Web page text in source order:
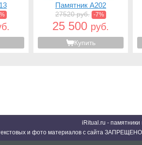
Памятник A202
27520 руб. -7%
25 500 руб.
Купить
iRitual.ru -
и фото материалов с сайта